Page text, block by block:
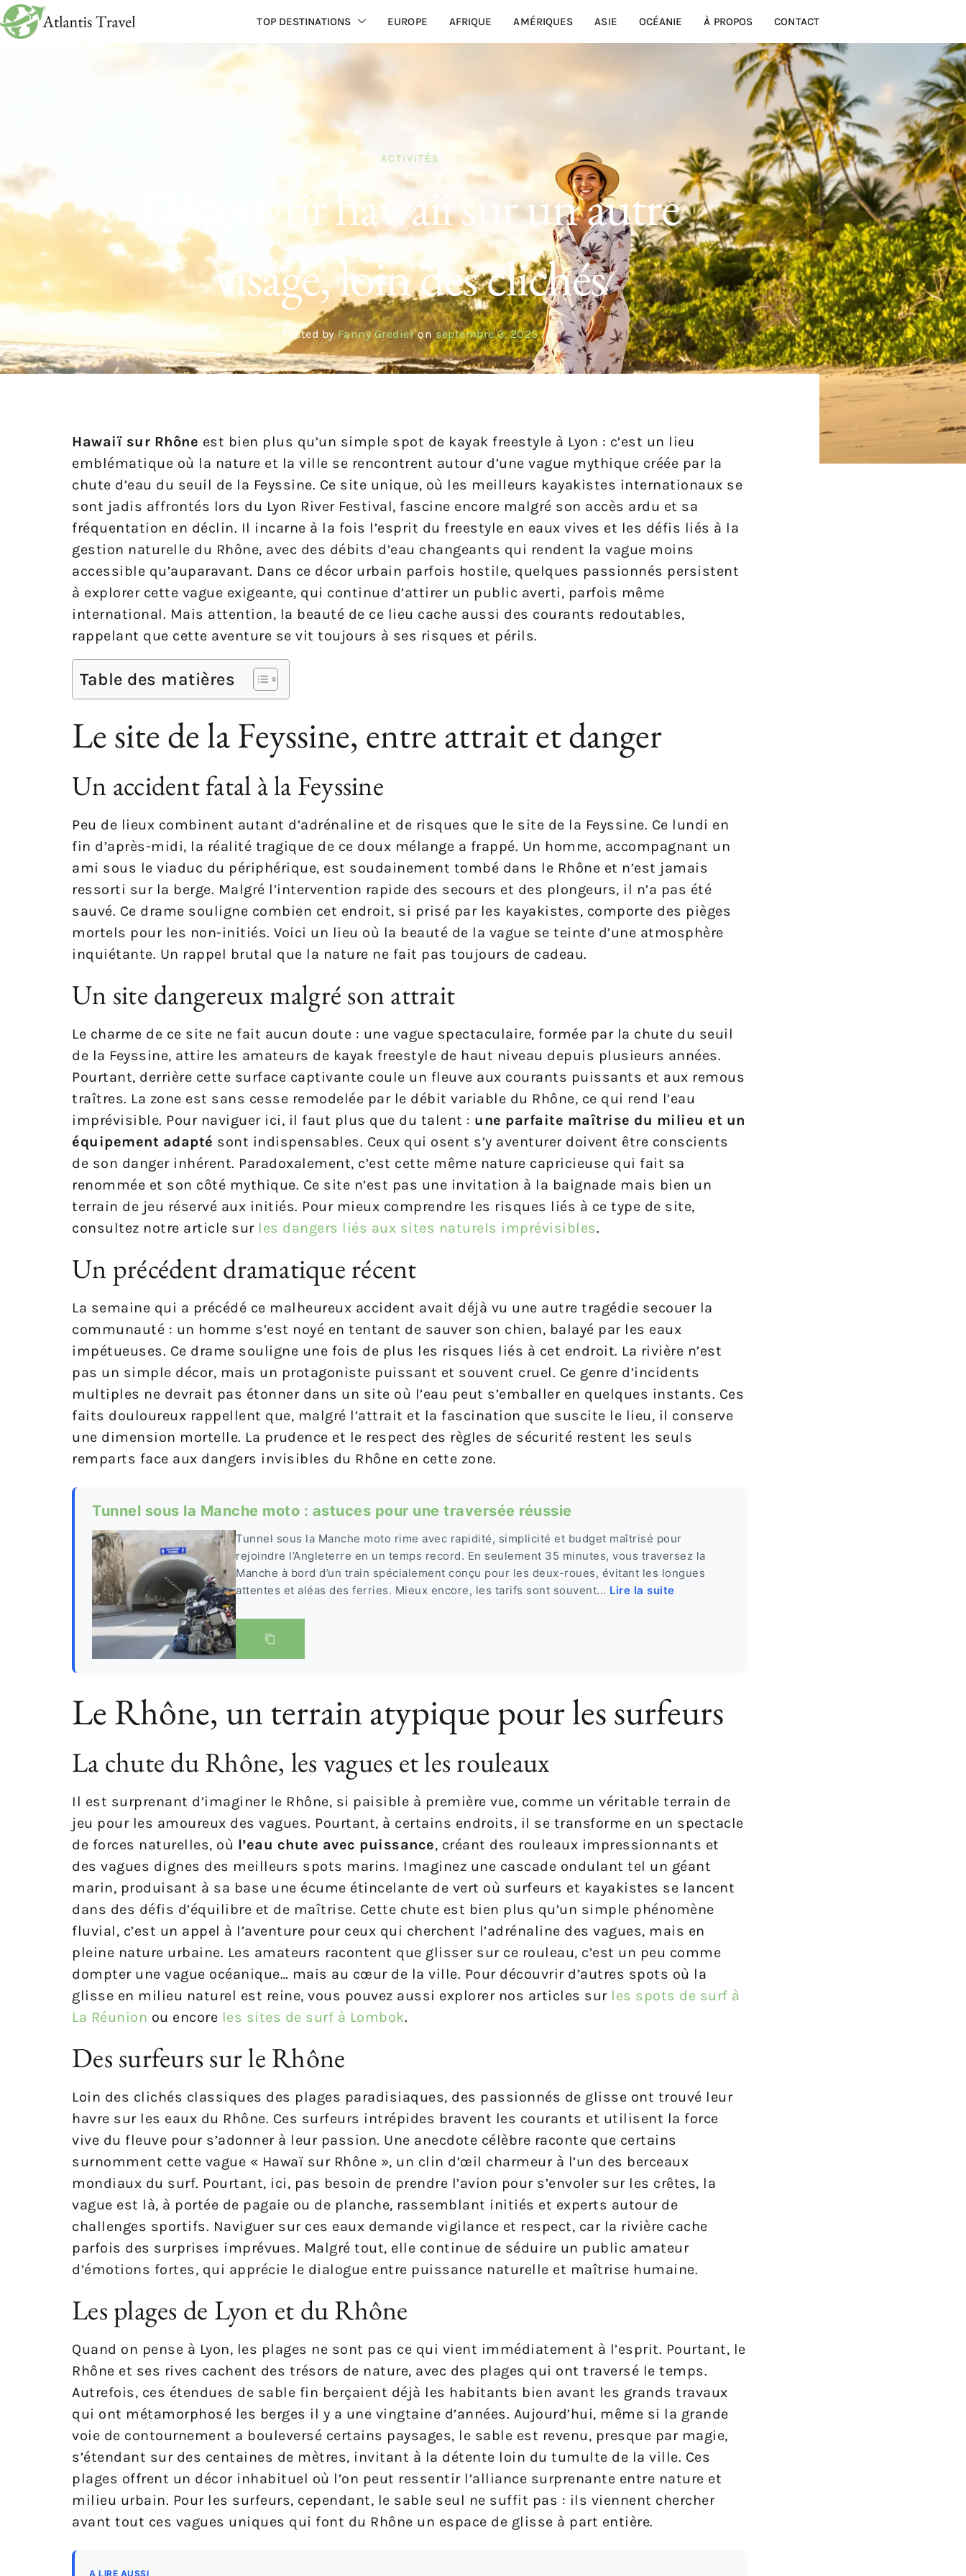
TOP DESTINATIONS EUROPE AFRIQUE AMÉRIQUES ASIE OCÉANIE À PROPOS CONTACT
ACTIVITÉS
Découvrir hawaii sur un autre
visage, loin des clichés
Posted by Fanny Gredier on septembre 3, 2025
Hawaiï sur Rhône est bien plus qu’un simple spot de kayak freestyle à Lyon : c’est un lieu
emblématique où la nature et la ville se rencontrent autour d’une vague mythique créée par la
chute d’eau du seuil de la Feyssine. Ce site unique, où les meilleurs kayakistes internationaux se
sont jadis affrontés lors du Lyon River Festival, fascine encore malgré son accès ardu et sa
fréquentation en déclin. Il incarne à la fois l’esprit du freestyle en eaux vives et les défis liés à la
gestion naturelle du Rhône, avec des débits d’eau changeants qui rendent la vague moins
accessible qu’auparavant. Dans ce décor urbain parfois hostile, quelques passionnés persistent
à explorer cette vague exigeante, qui continue d’attirer un public averti, parfois même
international. Mais attention, la beauté de ce lieu cache aussi des courants redoutables,
rappelant que cette aventure se vit toujours à ses risques et périls.
Table des matières
Le site de la Feyssine, entre attrait et danger
Un accident fatal à la Feyssine
Peu de lieux combinent autant d’adrénaline et de risques que le site de la Feyssine. Ce lundi en
fin d’après-midi, la réalité tragique de ce doux mélange a frappé. Un homme, accompagnant un
ami sous le viaduc du périphérique, est soudainement tombé dans le Rhône et n’est jamais
ressorti sur la berge. Malgré l’intervention rapide des secours et des plongeurs, il n’a pas été
sauvé. Ce drame souligne combien cet endroit, si prisé par les kayakistes, comporte des pièges
mortels pour les non-initiés. Voici un lieu où la beauté de la vague se teinte d’une atmosphère
inquiétante. Un rappel brutal que la nature ne fait pas toujours de cadeau.
Un site dangereux malgré son attrait
Le charme de ce site ne fait aucun doute : une vague spectaculaire, formée par la chute du seuil
de la Feyssine, attire les amateurs de kayak freestyle de haut niveau depuis plusieurs années.
Pourtant, derrière cette surface captivante coule un fleuve aux courants puissants et aux remous
traîtres. La zone est sans cesse remodelée par le débit variable du Rhône, ce qui rend l’eau
imprévisible. Pour naviguer ici, il faut plus que du talent : une parfaite maîtrise du milieu et un
équipement adapté sont indispensables. Ceux qui osent s’y aventurer doivent être conscients
de son danger inhérent. Paradoxalement, c’est cette même nature capricieuse qui fait sa
renommée et son côté mythique. Ce site n’est pas une invitation à la baignade mais bien un
terrain de jeu réservé aux initiés. Pour mieux comprendre les risques liés à ce type de site,
consultez notre article sur les dangers liés aux sites naturels imprévisibles.
Un précédent dramatique récent
La semaine qui a précédé ce malheureux accident avait déjà vu une autre tragédie secouer la
communauté : un homme s’est noyé en tentant de sauver son chien, balayé par les eaux
impétueuses. Ce drame souligne une fois de plus les risques liés à cet endroit. La rivière n’est
pas un simple décor, mais un protagoniste puissant et souvent cruel. Ce genre d’incidents
multiples ne devrait pas étonner dans un site où l’eau peut s’emballer en quelques instants. Ces
faits douloureux rappellent que, malgré l’attrait et la fascination que suscite le lieu, il conserve
une dimension mortelle. La prudence et le respect des règles de sécurité restent les seuls
remparts face aux dangers invisibles du Rhône en cette zone.
Tunnel sous la Manche moto : astuces pour une traversée réussie
Tunnel sous la Manche moto rime avec rapidité, simplicité et budget maîtrisé pour
rejoindre l’Angleterre en un temps record. En seulement 35 minutes, vous traversez la
Manche à bord d’un train spécialement conçu pour les deux-roues, évitant les longues
attentes et aléas des ferries. Mieux encore, les tarifs sont souvent... Lire la suite
Le Rhône, un terrain atypique pour les surfeurs
La chute du Rhône, les vagues et les rouleaux
Il est surprenant d’imaginer le Rhône, si paisible à première vue, comme un véritable terrain de
jeu pour les amoureux des vagues. Pourtant, à certains endroits, il se transforme en un spectacle
de forces naturelles, où l’eau chute avec puissance, créant des rouleaux impressionnants et
des vagues dignes des meilleurs spots marins. Imaginez une cascade ondulant tel un géant
marin, produisant à sa base une écume étincelante de vert où surfeurs et kayakistes se lancent
dans des défis d’équilibre et de maîtrise. Cette chute est bien plus qu’un simple phénomène
fluvial, c’est un appel à l’aventure pour ceux qui cherchent l’adrénaline des vagues, mais en
pleine nature urbaine. Les amateurs racontent que glisser sur ce rouleau, c’est un peu comme
dompter une vague océanique… mais au cœur de la ville. Pour découvrir d’autres spots où la
glisse en milieu naturel est reine, vous pouvez aussi explorer nos articles sur les spots de surf à
La Réunion ou encore les sites de surf à Lombok.
Des surfeurs sur le Rhône
Loin des clichés classiques des plages paradisiaques, des passionnés de glisse ont trouvé leur
havre sur les eaux du Rhône. Ces surfeurs intrépides bravent les courants et utilisent la force
vive du fleuve pour s’adonner à leur passion. Une anecdote célèbre raconte que certains
surnomment cette vague « Hawaï sur Rhône », un clin d’œil charmeur à l’un des berceaux
mondiaux du surf. Pourtant, ici, pas besoin de prendre l’avion pour s’envoler sur les crêtes, la
vague est là, à portée de pagaie ou de planche, rassemblant initiés et experts autour de
challenges sportifs. Naviguer sur ces eaux demande vigilance et respect, car la rivière cache
parfois des surprises imprévues. Malgré tout, elle continue de séduire un public amateur
d’émotions fortes, qui apprécie le dialogue entre puissance naturelle et maîtrise humaine.
Les plages de Lyon et du Rhône
Quand on pense à Lyon, les plages ne sont pas ce qui vient immédiatement à l’esprit. Pourtant, le
Rhône et ses rives cachent des trésors de nature, avec des plages qui ont traversé le temps.
Autrefois, ces étendues de sable fin berçaient déjà les habitants bien avant les grands travaux
qui ont métamorphosé les berges il y a une vingtaine d’années. Aujourd’hui, même si la grande
voie de contournement a bouleversé certains paysages, le sable est revenu, presque par magie,
s’étendant sur des centaines de mètres, invitant à la détente loin du tumulte de la ville. Ces
plages offrent un décor inhabituel où l’on peut ressentir l’alliance surprenante entre nature et
milieu urbain. Pour les surfeurs, cependant, le sable seul ne suffit pas : ils viennent chercher
avant tout ces vagues uniques qui font du Rhône un espace de glisse à part entière.
A LIRE AUSSI